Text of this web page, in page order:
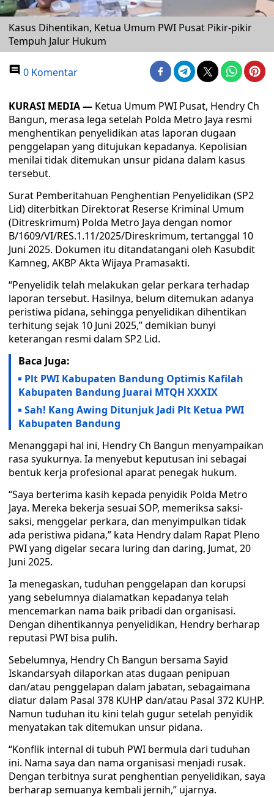
⁠Kasus Dihentikan, Ketua Umum PWI Pusat Pikir-pikir
Tempuh Jalur Hukum
0 Komentar
KURASI MEDIA — Ketua Umum PWI Pusat, Hendry Ch
Bangun, merasa lega setelah Polda Metro Jaya resmi
menghentikan penyelidikan atas laporan dugaan
penggelapan yang ditujukan kepadanya. Kepolisian
menilai tidak ditemukan unsur pidana dalam kasus
tersebut.
Surat Pemberitahuan Penghentian Penyelidikan (SP2
Lid) diterbitkan Direktorat Reserse Kriminal Umum
(Ditreskrimum) Polda Metro Jaya dengan nomor
B/1609/VI/RES.1.11/2025/Direskrimum, tertanggal 10
Juni 2025. Dokumen itu ditandatangani oleh Kasubdit
Kamneg, AKBP Akta Wijaya Pramasakti.
“Penyelidik telah melakukan gelar perkara terhadap
laporan tersebut. Hasilnya, belum ditemukan adanya
peristiwa pidana, sehingga penyelidikan dihentikan
terhitung sejak 10 Juni 2025,” demikian bunyi
keterangan resmi dalam SP2 Lid.
Baca Juga:
Plt PWI Kabupaten Bandung Optimis Kafilah
Kabupaten Bandung Juarai MTQH XXXIX
Sah! Kang Awing Ditunjuk Jadi Plt Ketua PWI
Kabupaten Bandung
Menanggapi hal ini, Hendry Ch Bangun menyampaikan
rasa syukurnya. Ia menyebut keputusan ini sebagai
bentuk kerja profesional aparat penegak hukum.
“Saya berterima kasih kepada penyidik Polda Metro
Jaya. Mereka bekerja sesuai SOP, memeriksa saksi-
saksi, menggelar perkara, dan menyimpulkan tidak
ada peristiwa pidana,” kata Hendry dalam Rapat Pleno
PWI yang digelar secara luring dan daring, Jumat, 20
Juni 2025.
Ia menegaskan, tuduhan penggelapan dan korupsi
yang sebelumnya dialamatkan kepadanya telah
mencemarkan nama baik pribadi dan organisasi.
Dengan dihentikannya penyelidikan, Hendry berharap
reputasi PWI bisa pulih.
Sebelumnya, Hendry Ch Bangun bersama Sayid
Iskandarsyah dilaporkan atas dugaan penipuan
dan/atau penggelapan dalam jabatan, sebagaimana
diatur dalam Pasal 378 KUHP dan/atau Pasal 372 KUHP.
Namun tuduhan itu kini telah gugur setelah penyidik
menyatakan tak ditemukan unsur pidana.
“Konflik internal di tubuh PWI bermula dari tuduhan
ini. Nama saya dan nama organisasi menjadi rusak.
Dengan terbitnya surat penghentian penyelidikan, saya
berharap semuanya kembali jernih,” ujarnya.